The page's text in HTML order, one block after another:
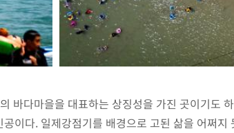
다마을을 대표하는 상징성을 가진 곳이기도
이다. 일제강점기를 배경으로 고된 삶을 어쩌